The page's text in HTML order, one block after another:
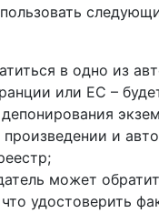
в одно из
или ЕС –
и
может
удостоверить